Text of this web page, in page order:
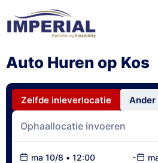
Auto Huren op Kos
Zelfde inleverlocatie
ma 10/8 • 12:00 -